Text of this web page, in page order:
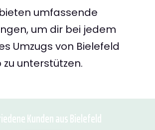
umfassende
um dir bei jedem
Umzugs von Bielefeld
unterstützen.
Kunden aus Bielefeld